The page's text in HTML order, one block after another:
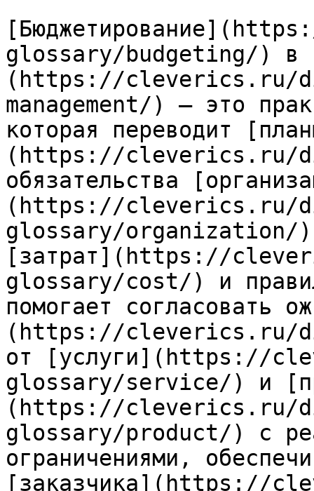
glossary/budgeting/) в
(https://cleverics.ru/
management/) — это
которая переводит
(https://cleverics.ru/
обязательства
(https://cleverics.ru/
glossary/organization/)
[затрат](https://
glossary/cost/) и
помогает согласовать
(https://cleverics.ru/
от [услуги](https://
glossary/service/) и
(https://cleverics.ru/
glossary/product/) с
ограничениями,
[заказчика](https://